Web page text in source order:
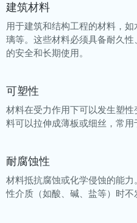
建筑材料
用于建筑和结构工程的材料，
璃等。这些材料必须具备耐久
的安全和长期使用。
可塑性
材料在受力作用下可以发生塑
料可以拉伸成薄板或细丝，常用
耐腐蚀性
材料抵抗腐蚀或化学侵蚀的能
性介质（如酸、碱、盐等）时不